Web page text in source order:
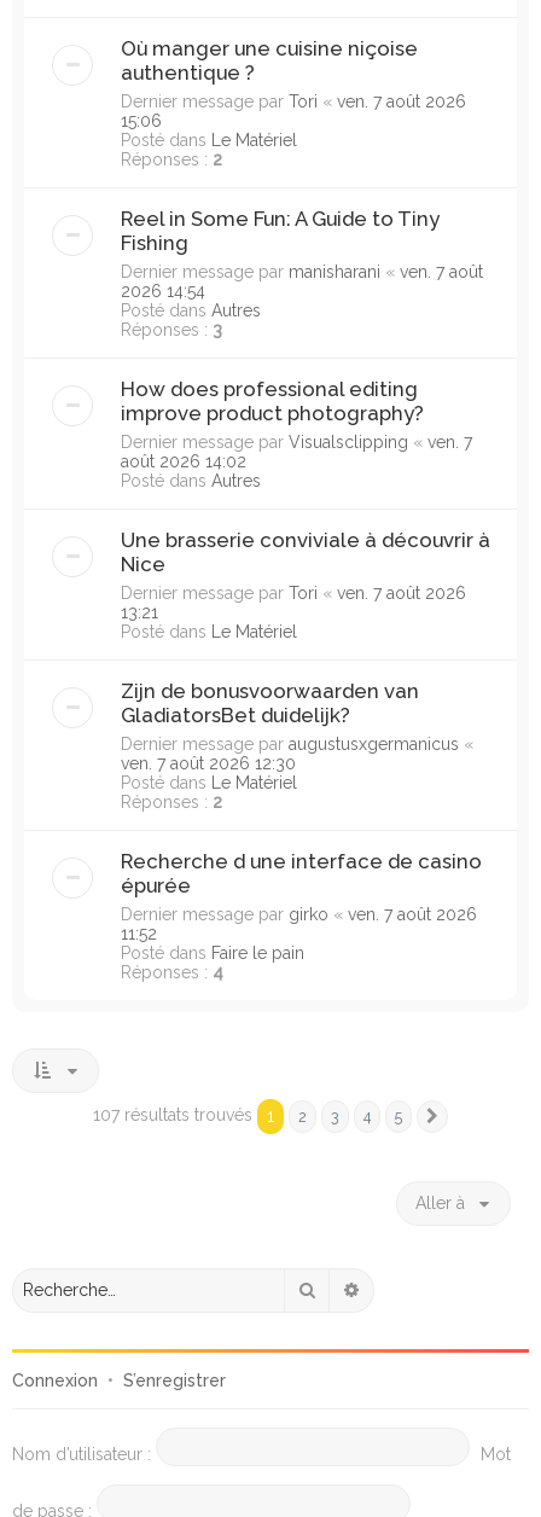
Où manger une cuisine niçoise
authentique ?
Dernier message par Tori « ven. 7 août 2026
15:06
Posté dans Le Matériel
Réponses : 2
Reel in Some Fun: A Guide to Tiny
Fishing
Dernier message par manisharani « ven. 7 août
2026 14:54
Posté dans Autres
Réponses : 3
How does professional editing
improve product photography?
Dernier message par Visualsclipping « ven. 7
août 2026 14:02
Posté dans Autres
Une brasserie conviviale à découvrir à
Nice
Dernier message par Tori « ven. 7 août 2026
13:21
Posté dans Le Matériel
Zijn de bonusvoorwaarden van
GladiatorsBet duidelijk?
Dernier message par augustusxgermanicus «
ven. 7 août 2026 12:30
Posté dans Le Matériel
Réponses : 2
Recherche d une interface de casino
épurée
Dernier message par girko « ven. 7 août 2026
11:52
Posté dans Faire le pain
Réponses : 4
107 résultats trouvés 1 2 3 4 5
Aller à
Rechercher
Connexion • S’enregistrer
Nom d’utilisateur : Mot
de passe :